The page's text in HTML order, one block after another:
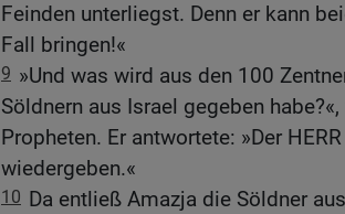
Feinden unterliegst. Denn er kann
Fall bringen!«
9 »Und was wird aus den 100
Söldnern aus Israel gegeben
Propheten. Er antwortete: »Der
wiedergeben.«
10 Da entließ Amazja die Söldner